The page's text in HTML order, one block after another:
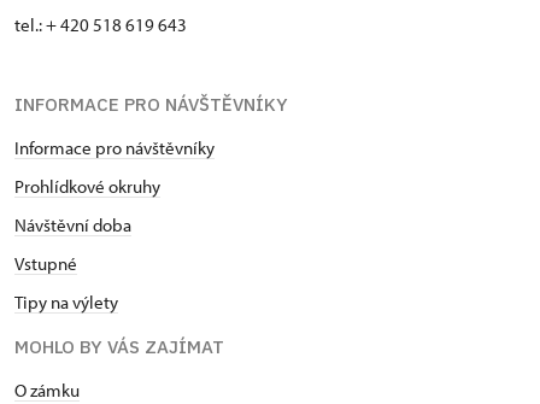
tel.: + 420 518 619 643
INFORMACE PRO NÁVŠTĚVNÍKY
Informace pro návštěvníky
Prohlídkové okruhy
Návštěvní doba
Vstupné
Tipy na výlety
MOHLO BY VÁS ZAJÍMAT
O zámku